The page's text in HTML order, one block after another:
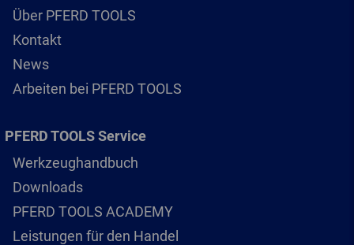
Über PFERD TOOLS
Kontakt
News
Arbeiten bei PFERD TOOLS
PFERD TOOLS Service
Werkzeughandbuch
Downloads
PFERD TOOLS ACADEMY
Leistungen für den Handel